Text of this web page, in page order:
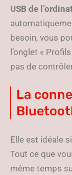
USB de
besoin, vous
l’onglet «
pas de
La
Elle est idéale
Tout ce que
même temps